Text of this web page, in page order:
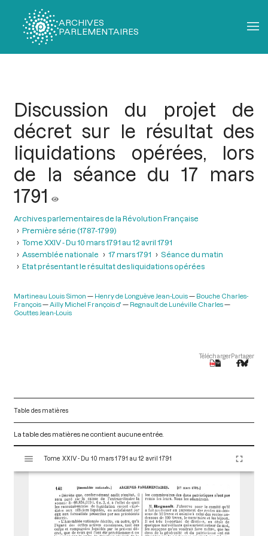
ARCHIVES
PARLEMENTAIRES
Discussion du projet de
décret sur le résultat des
liquidations opérées, lors
de la séance du 17 mars
1791
Archives parlementaires de la Révolution Française
Première série (1787-1799)
Tome XXIV - Du 10 mars 1791 au 12 avril 1791
Assemblée nationale
17 mars 1791
Séance du matin
Etat présentant le résultat des liquidations opérées
Martineau Louis Simon Henry de Longuève Jean-Louis
Bouche Charles-
François
Ailly Michel François d'
Regnault de Lunéville Charles
Gouttes Jean-Louis
TéléchargerPartager
Table des matières
La table des matières ne contient aucune entrée.
s
Tome XXIV - Du 10 mars 1791 au 12 avril 1791